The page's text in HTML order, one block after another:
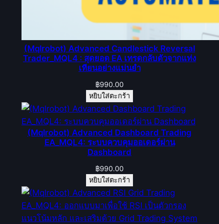
(Mqlrobot) Advanced Candlestick Reversal
Trader_MQL4 : สุดยอด EA เทรดกลับตัวจากแท่ง
เทียนอย่างแม่นยำ
฿990.00
หยิบใส่ตะกร้า
(Mqlrobot) Advanced Dashboard Trading
EA_MQL4: ระบบควบคุมออเดอร์ผ่าน
Dashboard
฿990.00
หยิบใส่ตะกร้า